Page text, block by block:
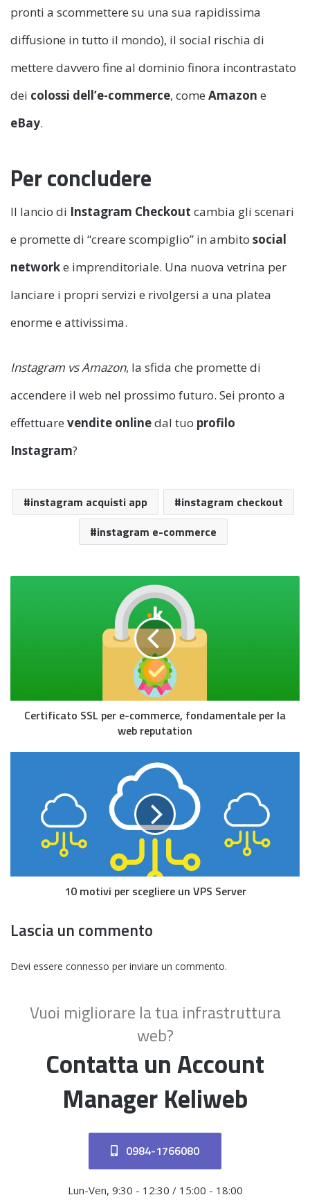
pronti a scommettere su una sua rapidissima
diffusione in tutto il mondo), il social rischia di
mettere davvero fine al dominio finora incontrastato
dei colossi dell’e-commerce, come Amazon e
eBay.
Per concludere
Il lancio di Instagram Checkout cambia gli scenari
e promette di “creare scompiglio” in ambito social
networke imprenditoriale. Una nuova vetrina per
lanciare i propri servizi e rivolgersi a una platea
enorme e attivissima.
Instagram vs Amazon, la sfida che promette di
accendere il web nel prossimo futuro. Sei pronto a
effettuare vendite onlinedal tuo profilo
Instagram?
instagram acquisti app
instagram checkout
instagram e-commerce
Certificato SSL per e-commerce, fondamentale per la
web reputation
10 motivi per scegliere un VPS Server
Lascia un commento
Devi essere connesso per inviare un commento.
Vuoi migliorare la tua infrastruttura
web?
Contatta un Account
Manager Keliweb
0984-1766080
Lun-Ven, 9:30 - 12:30 / 15:00 - 18:00